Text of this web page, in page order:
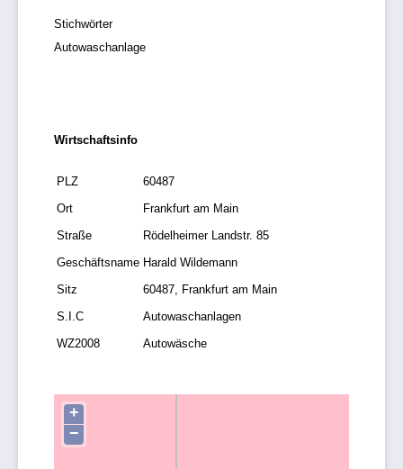
Stichwörter
Autowaschanlage
Wirtschaftsinfo
PLZ
60487
Ort
Frankfurt am Main
Straße
Rödelheimer Landstr. 85
Geschäftsname Harald Wildemann
Sitz
60487, Frankfurt am Main
S.I.C
Autowaschanlagen
WZ2008
Autowäsche
+
−